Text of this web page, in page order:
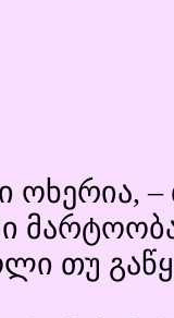
ოხერია,
თუ